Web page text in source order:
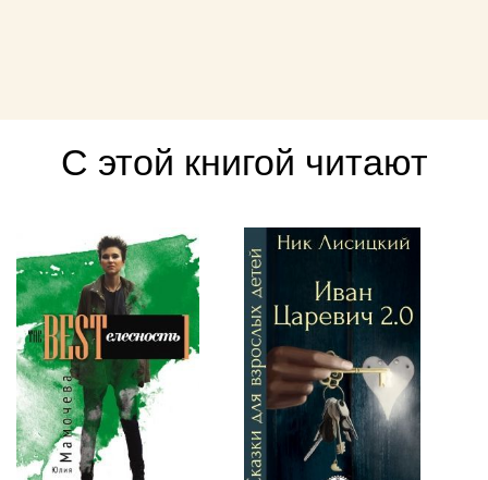
С этой книгой читают